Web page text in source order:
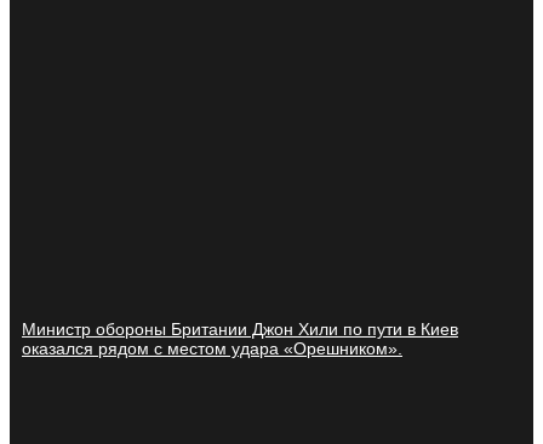
Министр обороны Британии Джон Хили по пути в Киев
оказался рядом с местом удара «Орешником».